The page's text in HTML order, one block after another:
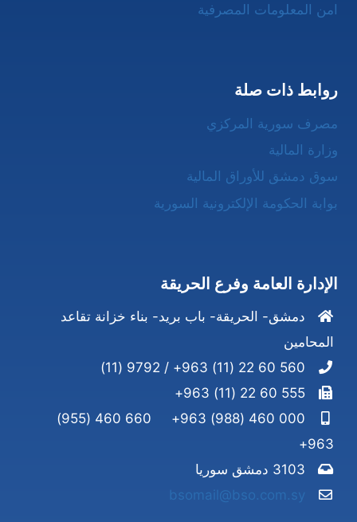
امن المعلومات المصرفية
روابط ذات صلة
مصرف سورية المركزي
وزارة المالية
سوق دمشق للأوراق المالية
بوابة الحكومة الإلكترونية السورية
الإدارة العامة وفرع الحريقة
دمشق- الحريقة- باب بريد- بناء خزانة تقاعد
المحامين
560 60 22 (11) 963+ / 9792 (11)
555 60 22 (11) 963+
000 460 (988) 963+
660 460 (955)
963+
3103 دمشق سوريا
bsomail@bso.com.sy